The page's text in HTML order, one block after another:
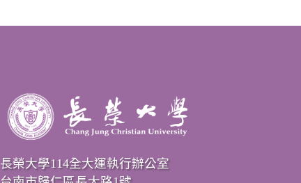
長榮大學114全大運執行辦公室